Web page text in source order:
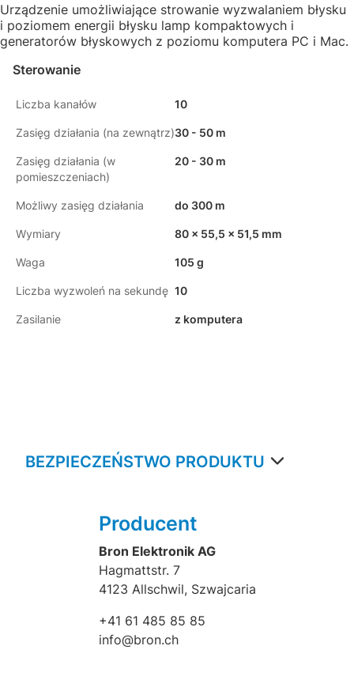
Urządzenie umożliwiające strowanie wyzwalaniem błysku
i poziomem energii błysku lamp kompaktowych i
generatorów błyskowych z poziomu komputera PC i Mac.
Sterowanie
Liczba kanałów 10
Zasięg działania (na zewnątrz)30 - 50 m
Zasięg działania (w
pomieszczeniach)
20 - 30 m
Możliwy zasięg działania do 300 m
Wymiary 80 x 55,5 x 51,5 mm
Waga 105 g
Liczba wyzwoleń na sekundę 10
Zasilanie z komputera
BEZPIECZEŃSTWO PRODUKTU
Producent
Bron Elektronik AG
Hagmattstr. 7
4123 Allschwil, Szwajcaria
+41 61 485 85 85
info@bron.ch